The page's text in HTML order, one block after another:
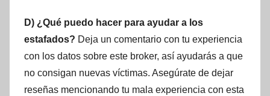
D) ¿Qué puedo hacer para ayudar a los
estafados? Deja un comentario con tu experiencia
con los datos sobre este broker, así ayudarás a que
no consigan nuevas víctimas. Asegúrate de dejar
reseñas mencionando tu mala experiencia con esta